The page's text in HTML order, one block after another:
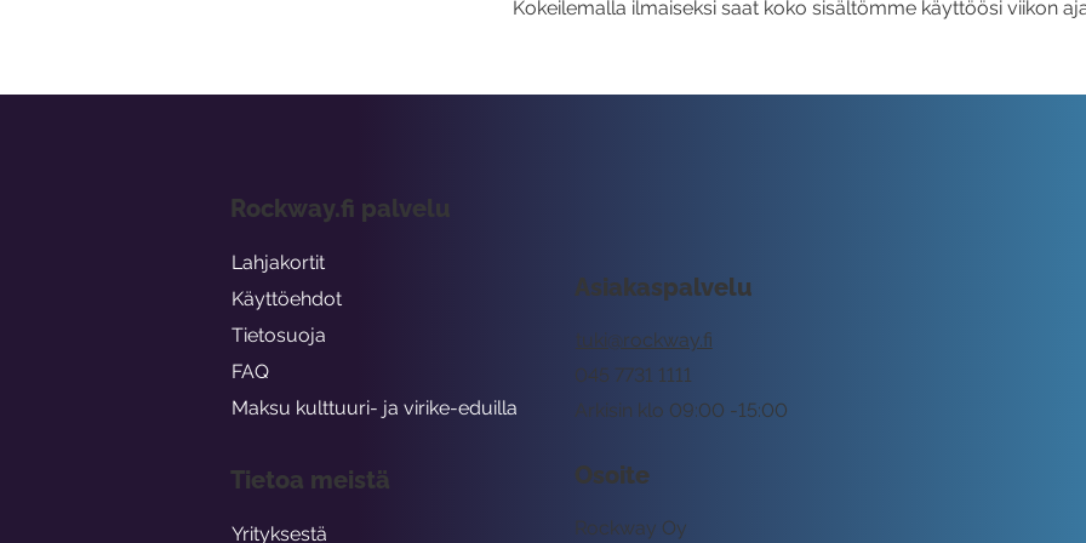
Kokeilemalla ilmaiseksi saat koko sisältömme käyttöösi viikon
Asiakaspalvelu
tuki@rockway.fi
Arkisin klo 09:00 -15:00
045 7731 1111
Osoite
Rockway Oy
Rockway.fi palvelu
Lahjakortit
Käyttöehdot
Tietosuoja
FAQ
Maksu kulttuuri- ja virike-eduilla
Tietoa meistä
Yrityksestä